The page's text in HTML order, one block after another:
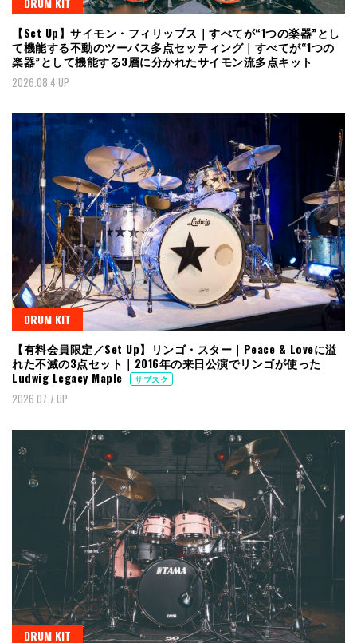
【Set Up】サイモン・フィリップス｜すべてが“1つの楽器”とし
て機能する不動のツーバス多点セッティング｜すべてが“1つの
楽器”として機能する3層に分かれたサイモン流多点キット
2026.08.4 UP
DRUM KIT
【有料会員限定／Set Up】リンゴ・スター｜Peace & Loveに溢
れた不滅の3点セット｜2016年の来日公演でリンゴが使った
Ludwig Legacy Maple
サブスク
2026.07.7 UP
DRUM KIT